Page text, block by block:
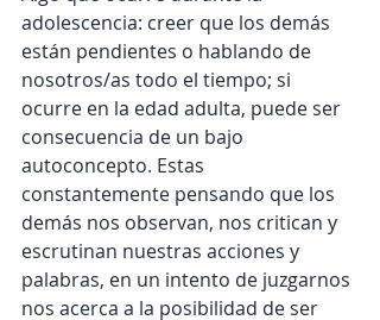
adolescencia: creer que los demás
están pendientes o hablando de
nosotros/as todo el tiempo; si
ocurre en la edad adulta, puede ser
consecuencia de un bajo
autoconcepto. Estas
constantemente pensando que los
demás nos observan, nos critican y
escrutinan nuestras acciones y
palabras, en un intento de juzgarnos
nos acerca a la posibilidad de ser